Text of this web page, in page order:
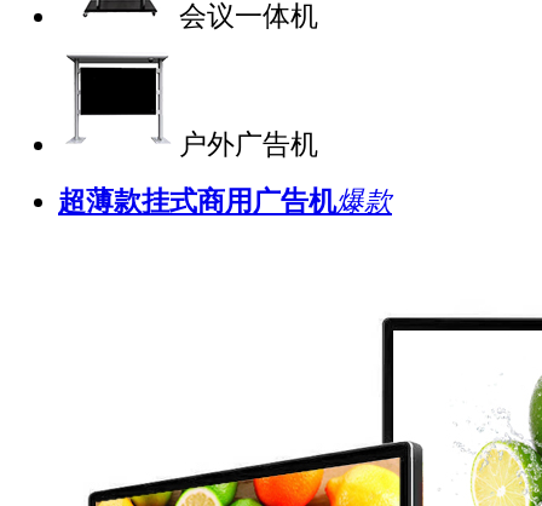
会议一体机
户外广告机
超薄款挂式商用广告机爆款